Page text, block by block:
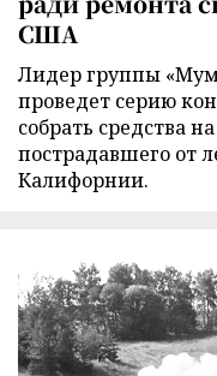
США
Лидер группы
проведет серию
собрать средства
пострадавшего от
Калифорнии.